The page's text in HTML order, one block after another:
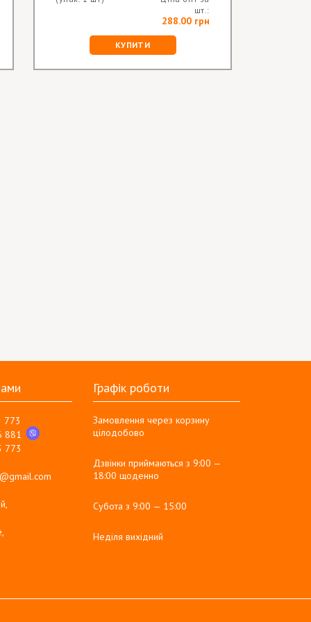
шт.:
288.00 грн
КУПИТИ
773
881
773
Графік роботи
Замовлення через корзину
цілодобово
Дзвінки приймаються з 9:00 —
18:00 щоденно
Субота з 9:00 — 15:00
Неділя вихідний